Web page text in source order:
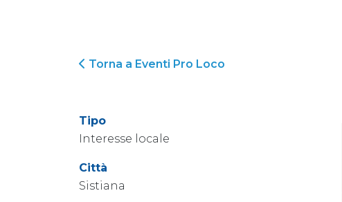
Torna a Eventi Pro Loco
Tipo
Interesse locale
Città
Sistiana